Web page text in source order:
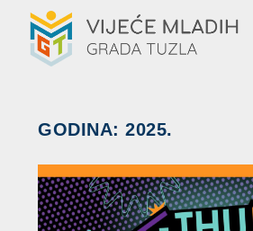
GODINA: 2025.